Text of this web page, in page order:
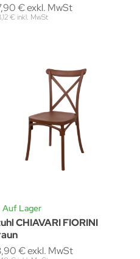
€ exkl. MwSt
€ inkl. MwSt
Auf Lager
CHIAVARI FIORINI
€ exkl. MwSt